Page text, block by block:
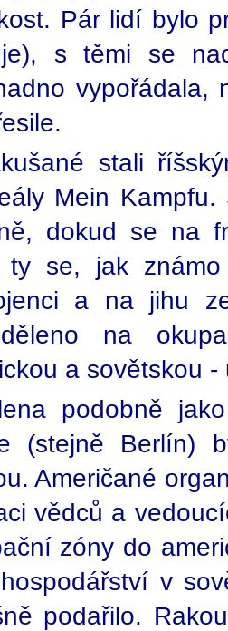
Pár lidí bylo
s těmi se
stali
Mein
dokud se na
ty se, jak
a na jihu
na
a sovětskou -
podobně
(stejně Berlín)
Američané
vědců a
zóny do
v
podařilo.